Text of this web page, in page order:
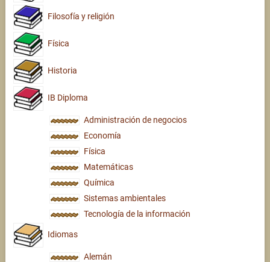
Filosofía y religión
Física
Historia
IB Diploma
Administración de negocios
Economía
Física
Matemáticas
Química
Sistemas ambientales
Tecnología de la información
Idiomas
Alemán